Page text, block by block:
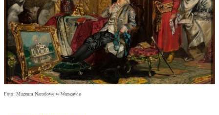
Foto: Muzeum Narodowe w Warszawie